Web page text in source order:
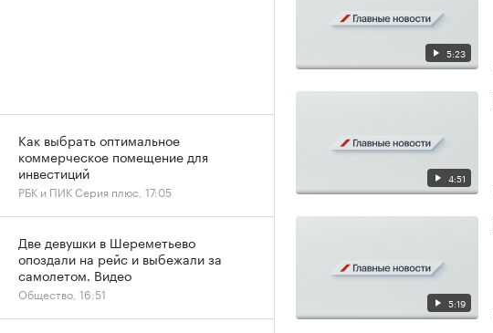
5:23
4:51
5:19
Как выбрать оптимальное
коммерческое помещение для
инвестиций
РБК и ПИК Серия плюс, 17:05
Две девушки в Шереметьево
опоздали на рейс и выбежали за
самолетом. Видео
Общество, 16:51